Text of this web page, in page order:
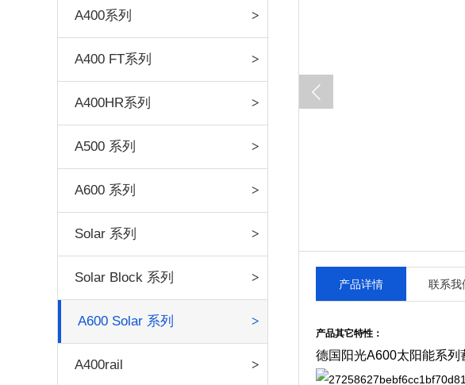
A400系列
A400 FT系列
A400HR系列
A500 系列
A600 系列
Solar 系列
Solar Block 系列
A600 Solar 系列
A400rail
产品详情 联系我
产品其它特性：
德国阳光A600太阳能系